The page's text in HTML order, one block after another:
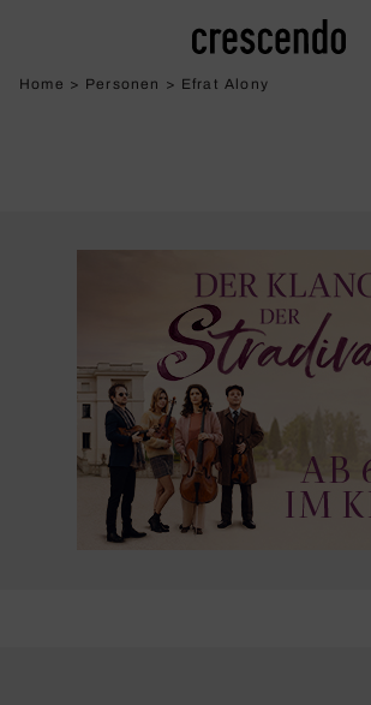
Home > Personen > Efrat Alony